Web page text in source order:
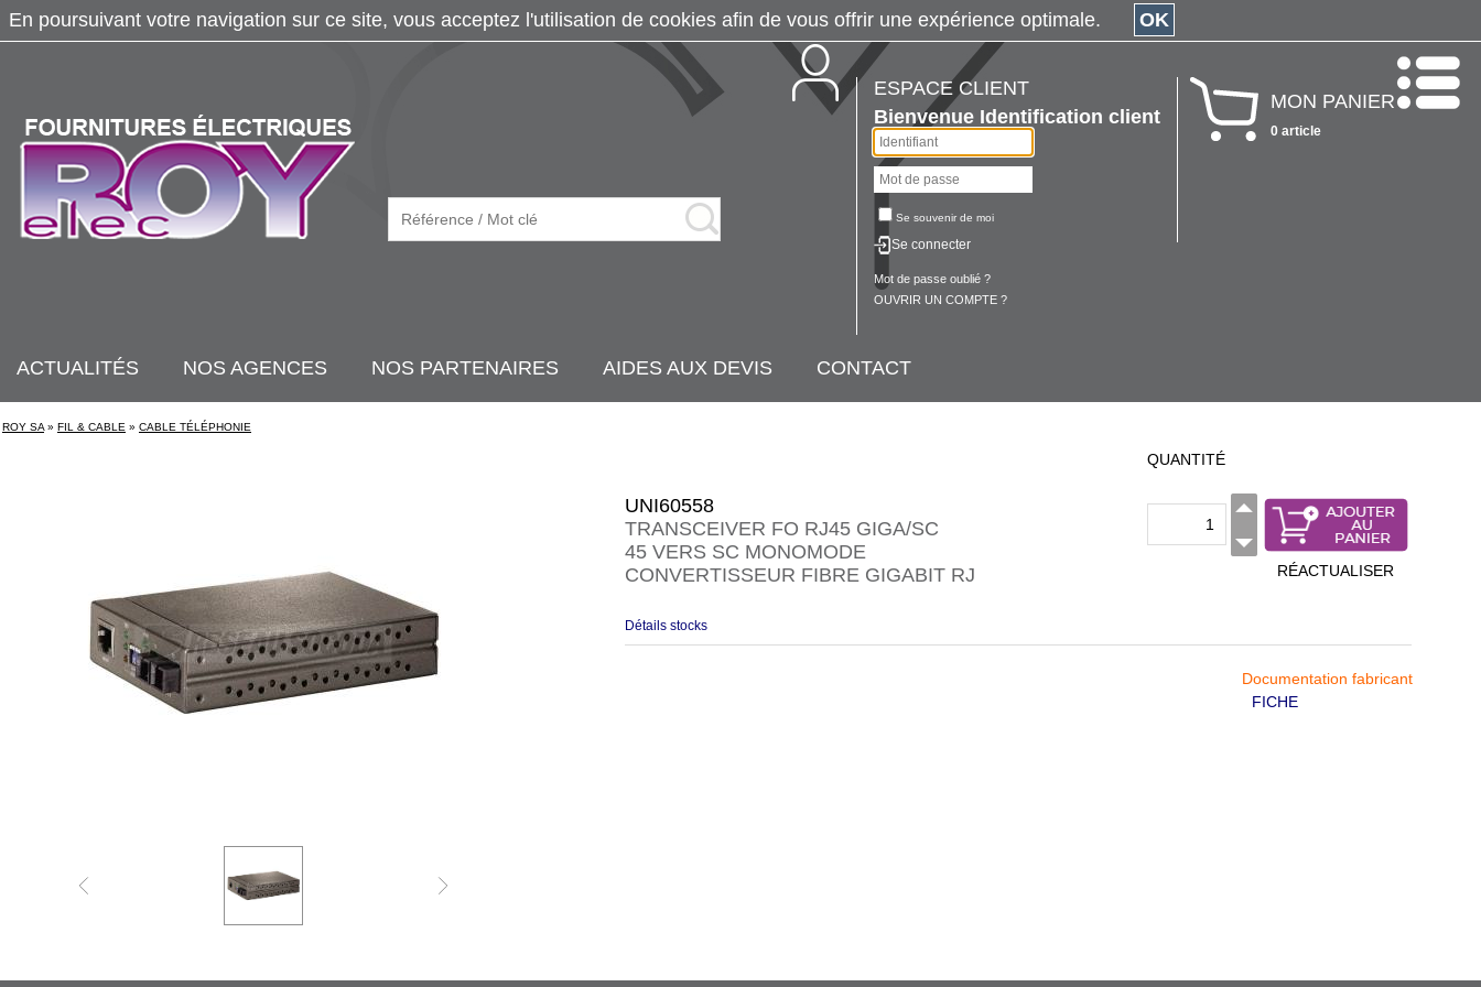
ESPACE CLIENT
Bienvenue Identification client
Se souvenir de moi
Se connecter
Mot de passe oublié ?
OUVRIR UN COMPTE ?
MON PANIER
0 article
ACTUALITÉS NOS AGENCES NOS PARTENAIRES AIDES AUX DEVIS CONTACT
ROY SA » FIL & CABLE » CABLE TÉLÉPHONIE
UNI60558
TRANSCEIVER FO RJ45 GIGA/SC
45 VERS SC MONOMODE
CONVERTISSEUR FIBRE GIGABIT RJ
QUANTITÉ
RÉACTUALISER
Détails stocks
Documentation fabricant
FICHE
En poursuivant votre navigation sur ce site, vous acceptez l'utilisation de cookies afin de vous offrir une expérience optimale. OK